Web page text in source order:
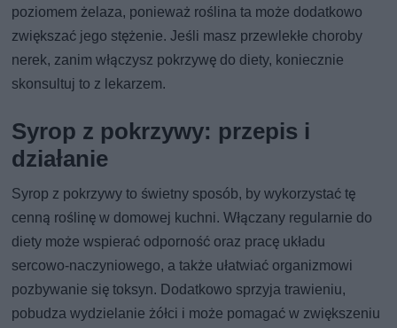
poziomem żelaza, ponieważ roślina ta może dodatkowo
zwiększać jego stężenie. Jeśli masz przewlekłe choroby
nerek, zanim włączysz pokrzywę do diety, koniecznie
skonsultuj to z lekarzem.
Syrop z pokrzywy: przepis i
działanie
Syrop z pokrzywy to świetny sposób, by wykorzystać tę
cenną roślinę w domowej kuchni. Włączany regularnie do
diety może wspierać odporność oraz pracę układu
sercowo-naczyniowego, a także ułatwiać organizmowi
pozbywanie się toksyn. Dodatkowo sprzyja trawieniu,
pobudza wydzielanie żółci i może pomagać w zwiększeniu